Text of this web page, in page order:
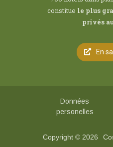
constitue le plus
privés
En
Copyright © 2026
Données
personelles